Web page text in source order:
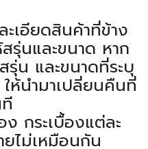
เอียดสินค้าที่ข้าง
รุ่นและขนาด หาก
น และขนาดที่ระบุ
ห้นำมาเปลี่ยนคืนที่
ง กระเบื้องแต่ละ
ไม่เหมือนกัน